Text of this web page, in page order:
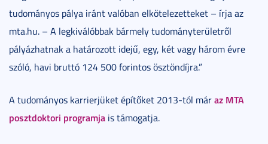
tudományos pálya iránt valóban elkötelezetteket – írja az
mta.hu. – A legkiválóbbak bármely tudományterületről
pályázhatnak a határozott idejű, egy, két vagy három évre
szóló, havi bruttó 124 500 forintos ösztöndíjra.”
A tudományos karrierjüket építőket 2013-tól máraz MTA
posztdoktori programja is támogatja.